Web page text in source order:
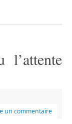
l’attente
un commentaire